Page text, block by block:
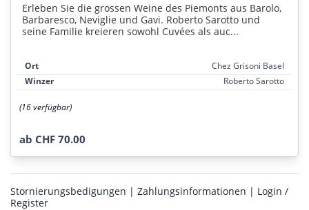
Erleben Sie die grossen Weine des Piemonts aus Barolo,
Barbaresco, Neviglie und Gavi. Roberto Sarotto und
seine Familie kreieren sowohl Cuvées als auc...
Ort
Chez Grisoni Basel
Winzer
Roberto Sarotto
(16 verfügbar)
ab CHF 70.00
Stornierungsbedigungen | Zahlungsinformationen | Login /
Register